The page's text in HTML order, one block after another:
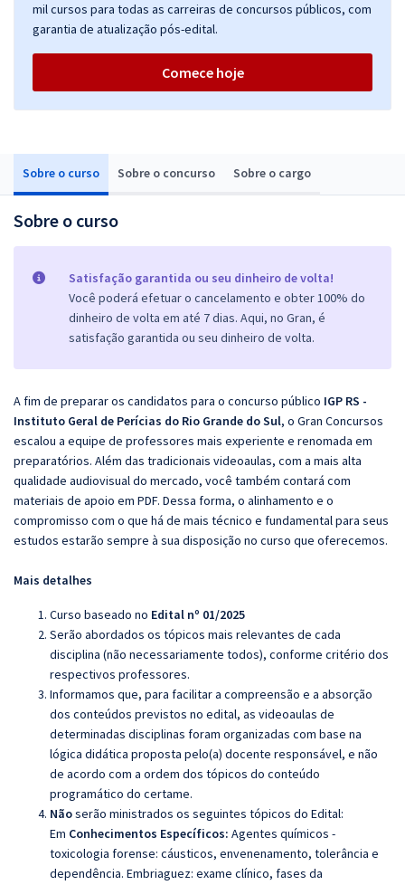
Sobre o curso Sobre o concurso Sobre o cargo
Sobre o curso
Satisfação garantida ou seu dinheiro de volta!
Você poderá efetuar o cancelamento e obter 100% do
dinheiro de volta em até 7 dias. Aqui, no Gran, é
satisfação garantida ou seu dinheiro de volta.
A fim de preparar os candidatos para o concurso público IGP RS -
Instituto Geral de Perícias do Rio Grande do Sul, o Gran Concursos
escalou a equipe de professores mais experiente e renomada em
preparatórios. Além das tradicionais videoaulas, com a mais alta
qualidade audiovisual do mercado, você também contará com
materiais de apoio em PDF. Dessa forma, o alinhamento e o
compromisso com o que há de mais técnico e fundamental para seus
estudos estarão sempre à sua disposição no curso que oferecemos.
Mais detalhes
Curso baseado no Edital nº 01/2025
Serão abordados os tópicos mais relevantes de cada
disciplina (não necessariamente todos), conforme critério dos
respectivos professores.
Informamos que, para facilitar a compreensão e a absorção
dos conteúdos previstos no edital, as videoaulas de
determinadas disciplinas foram organizadas com base na
lógica didática proposta pelo(a) docente responsável, e não
de acordo com a ordem dos tópicos do conteúdo
programático do certame.
Nãoserão ministrados os seguintes tópicos do Edital:
Em Conhecimentos Específicos: Agentes químicos -
toxicologia forense: cáusticos, envenenamento, tolerância e
dependência. Embriaguez: exame clínico, fases da
mil cursos para todas as carreiras de concursos públicos, com
garantia de atualização pós-edital.
Comece hoje